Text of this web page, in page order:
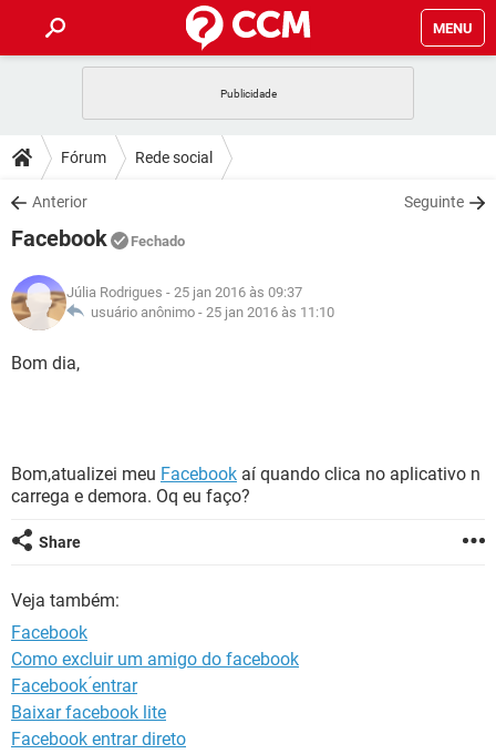
MENU
CELULAR
OUTLOOK
INSTAGRAM
GUIA DE COMPRAS
DICAS
JOGOS
INSTAGRAM GMAIL
GUIA DE COMPRAS
DOWNLOADS
JOGOS
CELULAR
OUTLOOK EXCEL
INSTAGRAM
JOGOS WHATSAPP
CELULAR
OUTLOOK
GLOSSÁRIO
JOGOS
INSTAGRAM
GUIA DE COMPRAS
Fórum Rede social
Anterior Seguinte
Facebook Fechado
Júlia Rodrigues - 25 jan 2016 às 09:37
usuário anônimo - 25 jan 2016 às 11:10
Bom dia,
Bom,atualizei meu Facebook aí quando clica no aplicativo n
carrega e demora. Oq eu faço?
Share
Veja também:
Facebook
Como excluir um amigo do facebook
Facebook ́entrar
Baixar facebook lite
Facebook entrar direto